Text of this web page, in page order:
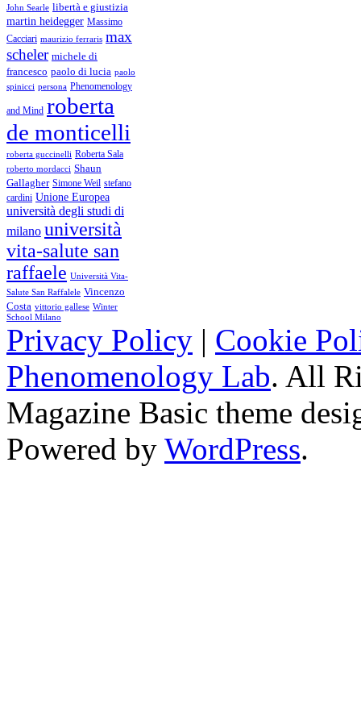
John Searle libertà e giustizia
martin heidegger Massimo
Cacciari maurizio ferraris max
scheler michele di
francesco paolo di lucia paolo
spinicci persona Phenomenology
and Mind roberta
de monticelli
roberta guccinelli Roberta Sala
roberto mordacci Shaun
Gallagher Simone Weil stefano
cardini Unione Europea
università degli studi di
milano università
vita-salute san
raffaele Università Vita-
Salute San Raffalele Vincenzo
Costa vittorio gallese Winter
School Milano
Privacy Policy | Cookie
Phenomenology Lab. All
Magazine Basic theme
Powered by WordPress.